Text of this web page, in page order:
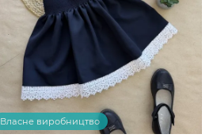
Власне виробництво